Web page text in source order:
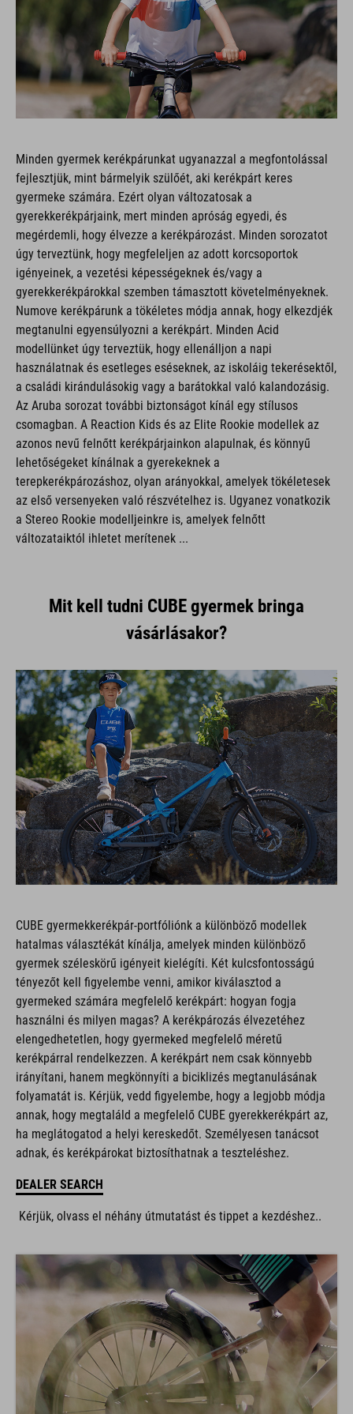
Minden gyermek kerékpárunkat ugyanazzal a megfontolással
fejlesztjük, mint bármelyik szülőét, aki kerékpárt keres
gyermeke számára. Ezért olyan változatosak a
gyerekkerékpárjaink, mert minden apróság egyedi, és
megérdemli, hogy élvezze a kerékpározást. Minden sorozatot
úgy terveztünk, hogy megfeleljen az adott korcsoportok
igényeinek, a vezetési képességeknek és/vagy a
gyerekkerékpárokkal szemben támasztott követelményeknek.
Numove kerékpárunk a tökéletes módja annak, hogy elkezdjék
megtanulni egyensúlyozni a kerékpárt. Minden Acid
modellünket úgy terveztük, hogy ellenálljon a napi
használatnak és esetleges eséseknek, az iskoláig tekerésektől,
a családi kirándulásokig vagy a barátokkal való kalandozásig.
Az Aruba sorozat további biztonságot kínál egy stílusos
csomagban. A Reaction Kids és az Elite Rookie modellek az
azonos nevű felnőtt kerékpárjainkon alapulnak, és könnyű
lehetőségeket kínálnak a gyerekeknek a
terepkerékpározáshoz, olyan arányokkal, amelyek tökéletesek
az első versenyeken való részvételhez is. Ugyanez vonatkozik
a Stereo Rookie modelljeinkre is, amelyek felnőtt
változataiktól ihletet merítenek ...
Mit kell tudni CUBE gyermek bringa
vásárlásakor?
CUBE gyermekkerékpár-portfóliónk a különböző modellek
hatalmas választékát kínálja, amelyek minden különböző
gyermek széleskörű igényeit kielégíti. Két kulcsfontosságú
tényezőt kell figyelembe venni, amikor kiválasztod a
gyermeked számára megfelelő kerékpárt: hogyan fogja
használni és milyen magas? A kerékpározás élvezetéhez
elengedhetetlen, hogy gyermeked megfelelő méretű
kerékpárral rendelkezzen. A kerékpárt nem csak könnyebb
irányítani, hanem megkönnyíti a biciklizés megtanulásának
folyamatát is. Kérjük, vedd figyelembe, hogy a legjobb módja
annak, hogy megtaláld a megfelelő CUBE gyerekkerékpárt az,
ha meglátogatod a helyi kereskedőt. Személyesen tanácsot
adnak, és kerékpárokat biztosíthatnak a teszteléshez.
DEALER SEARCH
Kérjük, olvass el néhány útmutatást és tippet a kezdéshez..